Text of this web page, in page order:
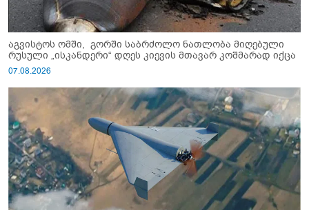
აგვისტოს ომში, გორში საბრძოლო ნათლობა მიღებული
რუსული „ისკანდერი“ დღეს კიევის მთავარ კოშმარად იქცა
07.08.2026